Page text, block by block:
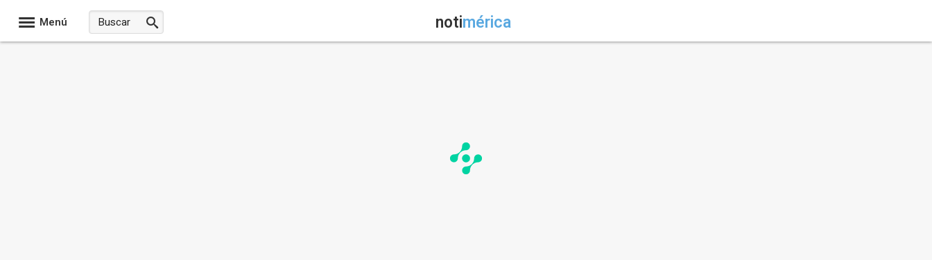
Menú notimérica